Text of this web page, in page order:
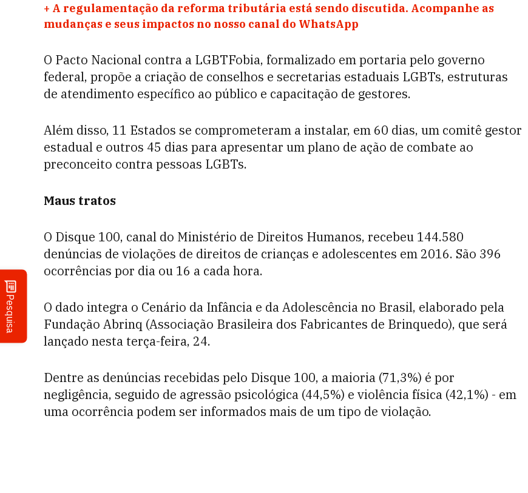
Pesquisa
+ A regulamentação da reforma tributária está sendo discutida. Acompanhe as
mudanças e seus impactos no nosso canal do WhatsApp
O Pacto Nacional contra a LGBTFobia, formalizado em portaria pelo governo
federal, propõe a criação de conselhos e secretarias estaduais LGBTs, estruturas
de atendimento específico ao público e capacitação de gestores.
Além disso, 11 Estados se comprometeram a instalar, em 60 dias, um comitê gestor
estadual e outros 45 dias para apresentar um plano de ação de combate ao
preconceito contra pessoas LGBTs.
Maus tratos
O Disque 100, canal do Ministério de Direitos Humanos, recebeu 144.580
denúncias de violações de direitos de crianças e adolescentes em 2016. São 396
ocorrências por dia ou 16 a cada hora.
O dado integra o Cenário da Infância e da Adolescência no Brasil, elaborado pela
Fundação Abrinq (Associação Brasileira dos Fabricantes de Brinquedo), que será
lançado nesta terça-feira, 24.
Dentre as denúncias recebidas pelo Disque 100, a maioria (71,3%) é por
negligência, seguido de agressão psicológica (44,5%) e violência física (42,1%) - em
uma ocorrência podem ser informados mais de um tipo de violação.